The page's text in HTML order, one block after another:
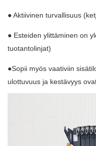
● Aktiivinen turvallisuus
● Esteiden ylittäminen on
tuotantolinjat)
●Sopii myös vaativiin
ulottuvuus ja kestävyys